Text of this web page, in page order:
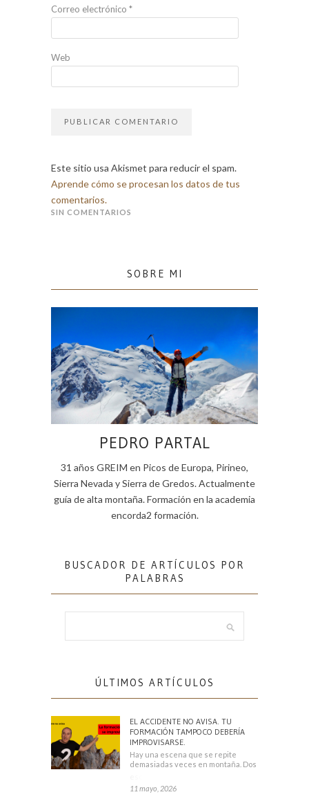
Correo electrónico *
Web
Este sitio usa Akismet para reducir el spam.
Aprende cómo se procesan los datos de tus
comentarios.
SIN COMENTARIOS
SOBRE MI
PEDRO PARTAL
31 años GREIM en Picos de Europa, Pirineo,
Sierra Nevada y Sierra de Gredos. Actualmente
guía de alta montaña. Formación en la academia
encorda2 formación.
BUSCADOR DE ARTÍCULOS POR
PALABRAS
ÚLTIMOS ARTÍCULOS
EL ACCIDENTE NO AVISA. TU
FORMACIÓN TAMPOCO DEBERÍA
IMPROVISARSE.
Hay una escena que se repite
demasiadas veces en montaña. Dos
11 mayo, 2026